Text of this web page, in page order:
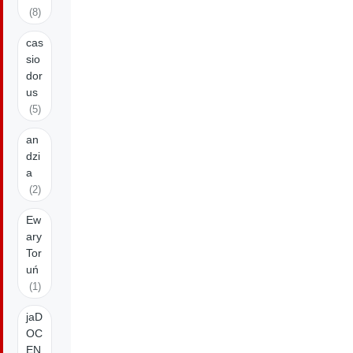
(8)
cas
sio
dor
us
(5)
an
dzi
a
(2)
Ew
ary
Tor
uń
(1)
jaD
OC
EN